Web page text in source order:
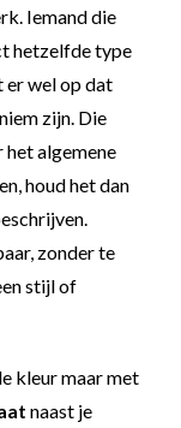
Iemand die
hetzelfde type
er wel op dat
zijn. Die
het algemene
houd het dan
zonder te
stijl of
kleur maar met
naast je